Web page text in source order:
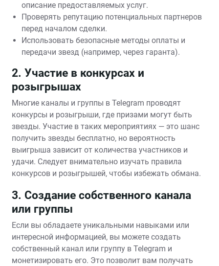
описание предоставляемых услуг.
Проверять репутацию потенциальных партнеров
перед началом сделки.
Использовать безопасные методы оплаты и
передачи звезд (например‚ через гаранта).
2. Участие в конкурсах и
розыгрышах
Многие каналы и группы в Telegram проводят
конкурсы и розыгрыши‚ где призами могут быть
звезды. Участие в таких мероприятиях — это шанс
получить звезды бесплатно‚ но вероятность
выигрыша зависит от количества участников и
удачи. Следует внимательно изучать правила
конкурсов и розыгрышей‚ чтобы избежать обмана.
3. Создание собственного канала
или группы
Если вы обладаете уникальными навыками или
интересной информацией‚ вы можете создать
собственный канал или группу в Telegram и
монетизировать его. Это позволит вам получать